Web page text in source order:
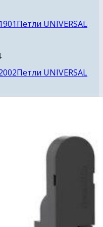
Петли UNIVERSAL
14
товаровПетли UNIVERSAL